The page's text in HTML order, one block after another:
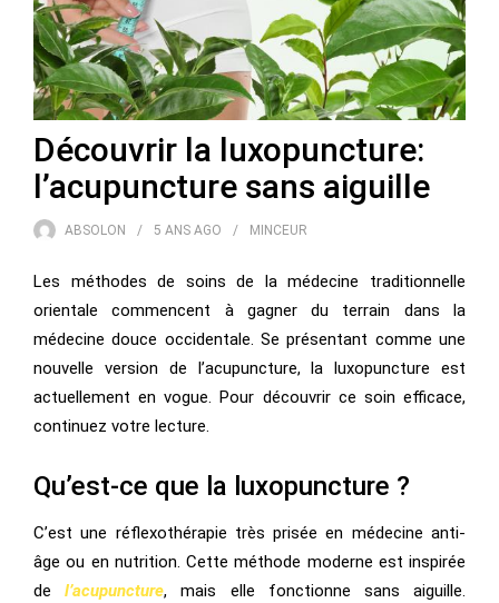
Découvrir la luxopuncture:
l’acupuncture sans aiguille
ABSOLON 5 ANS AGO MINCEUR
Les méthodes de soins de la médecine traditionnelle
orientale commencent à gagner du terrain dans la
médecine douce occidentale. Se présentant comme une
nouvelle version de l’acupuncture, la luxopuncture est
actuellement en vogue. Pour découvrir ce soin efficace,
continuez votre lecture.
Qu’est-ce que la luxopuncture ?
C’est une réflexothérapie très prisée en médecine anti-
âge ou en nutrition. Cette méthode moderne est inspirée
del’acupuncture, mais elle fonctionne sans aiguille.